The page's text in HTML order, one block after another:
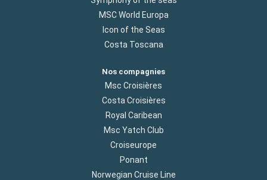
MSC World Europa
Icon of the Seas
Costa Toscana
Nos compagnies
Msc Croisières
Costa Croisières
Royal Caribean
Msc Yatch Club
Croiseurope
Ponant
Norwegian Cruise Line